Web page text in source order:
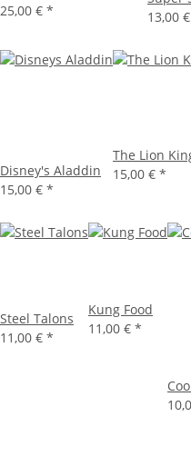
25,00 € *
13,00 €
Disney's Aladdin
15,00 € *
The Lion
15,00 € *
Steel Talons
11,00 € *
Kung Food
11,00 € *